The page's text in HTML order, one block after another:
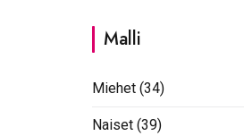
Malli
Miehet (34)
Naiset (39)